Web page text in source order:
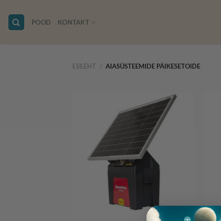
content
POOD KONTAKT
ESILEHT / AIASÜSTEEMIDE PÄIKESETOIDE
+